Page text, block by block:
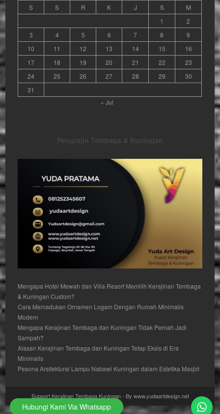
Hubungi Kami Via Whatsapp
S
S R K J S
M
1
2
3
4 5 6 7 8
9
10
11 12 13 14 15
16
17
18 19 20 21 22
23
24
25 26 27 28 29
30
31
« Jul
Pengrajin Tembaga & Kuningan
Mengapa Hotel Mewah dan Villa Resort Memilih Kerajinan Tembaga
& Kuningan Custom?
Cara Memadukan Ornamen Logam Dengan Rumah Minimalis
Modern
Mengapa Kerajinan Tembaga dan Kuningan Tidak Pernah Jadi
Sampah?
Alasan Kerajinan Tembaga dan Kuningan Tetap Eksis di Era
Minimalis
Pesona Arsitektural Lampu Nabawi Kuningan dalam Estetika Masjid
Support Kerajinan Tembaga Kuningan - By www.yudaartdesign.net